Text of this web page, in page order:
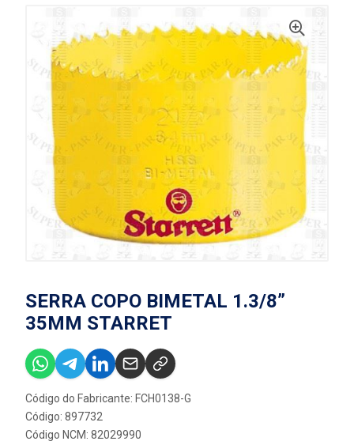
SERRA COPO BIMETAL 1.3/8”
35MM STARRET
Código do Fabricante: FCH0138-G
Código: 897732
Código NCM: 82029990